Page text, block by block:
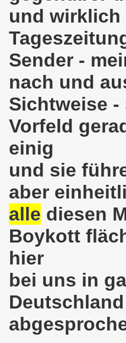
und wirklich
Sender -
nach und
Sichtweise
Vorfeld
einig
und sie
aber
alle diesen
Boykott
hier
bei uns in
Deutschland
zur Demonstration
protestiert und
Bewegung begrüßt am
Bewegung solidarisch
Bewegung diskutiert
Bewegung in
Bewegung am
die türkische
ruft auf zur
Bewegung fordert mit
Bewegung ruft auf zum
mit gutem Start ins
Bewegung am